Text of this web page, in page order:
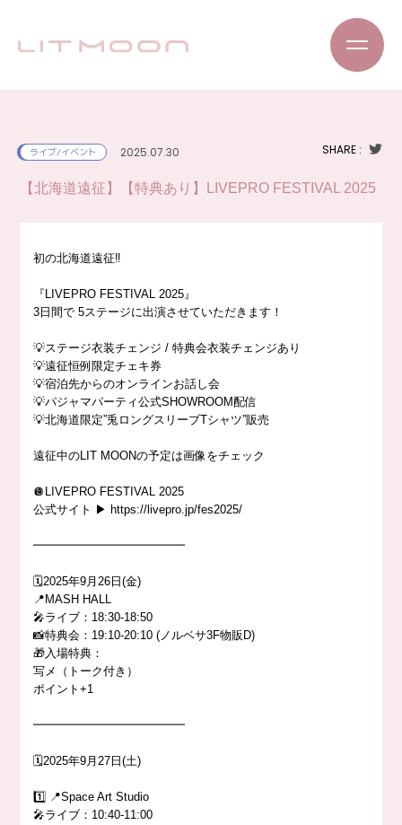
ライブ/イベント 2025.07.30 SHARE :
【北海道遠征】【特典あり】LIVEPRO FESTIVAL 2025
初の北海道遠征‼️
『LIVEPRO FESTIVAL 2025』
3日間で 5ステージに出演させていただきます！
💡ステージ衣装チェンジ / 特典会衣装チェンジあり
💡遠征恒例限定チェキ券
💡宿泊先からのオンラインお話し会
💡パジャマパーティ公式SHOWROOM配信
💡北海道限定”兎ロングスリーブTシャツ”販売
遠征中のLIT MOONの予定は画像をチェック
🪩LIVEPRO FESTIVAL 2025
公式サイト ▶︎ https://livepro.jp/fes2025/
━━━━━━━━━━━━━
🗓️2025年9月26日(金)
📍MASH HALL
🎤ライブ：18:30-18:50
📸特典会：19:10-20:10 (ノルベサ3F物販D)
🎁入場特典：
写メ（トーク付き）
ポイント+1
━━━━━━━━━━━━━
🗓️2025年9月27日(土)
1️⃣ 📍Space Art Studio
🎤ライブ：10:40-11:00